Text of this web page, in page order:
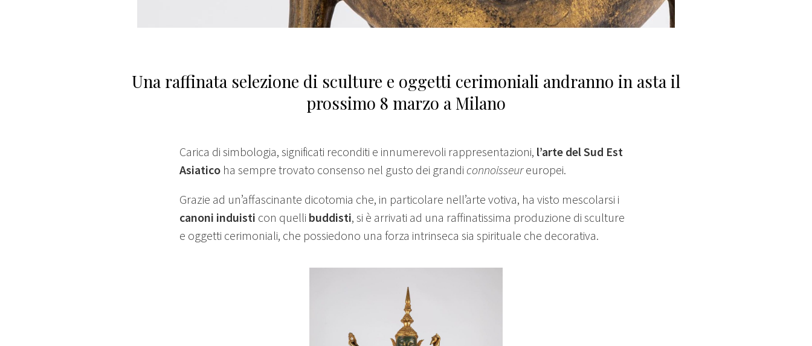
Una raffinata selezione di sculture e oggetti cerimoniali andranno in asta il
prossimo 8 marzo a Milano
Carica di simbologia, significati reconditi e innumerevoli rappresentazioni, l’arte del Sud Est
Asiatico ha sempre trovato consenso nel gusto dei grandi connoisseureuropei.
Grazie ad un’affascinante dicotomia che, in particolare nell’arte votiva, ha visto mescolarsi i
canoni induisti con quelli buddisti, si è arrivati ad una raffinatissima produzione di sculture
e oggetti cerimoniali, che possiedono una forza intrinseca sia spirituale che decorativa.